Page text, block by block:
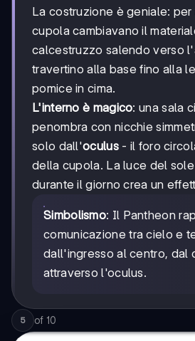
La costruzione è geniale:
cupola cambiavano il
calcestruzzo salendo verso
travertino alla base fino alla
pomice in cima.
L'interno è magico: una sala
penombra con nicchie
solo dall'oculus- il foro
della cupola. La luce del
durante il giorno crea un
Simbolismo: Il Pantheon
comunicazione tra cielo e
dall'ingresso al centro, dal
attraverso l'oculus.
5 of 10